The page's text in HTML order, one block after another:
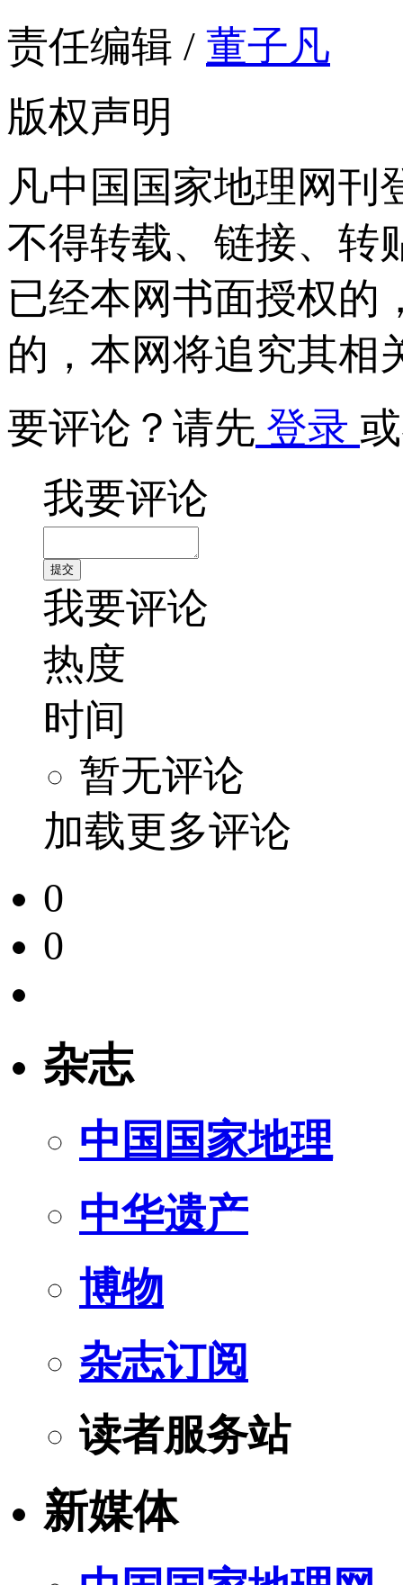
责任编辑 / 董子凡
版权声明
凡中国国家地理网刊
不得转载、链接、转
已经本网书面授权的
的，本网将追究其相
要评论？请先 登录
我要评论
我要评论
热度
时间
暂无评论
加载更多评论
0
0
杂志
中国国家地理
中华遗产
博物
杂志订阅
读者服务站
新媒体